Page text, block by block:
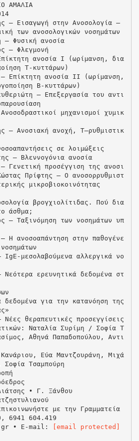
ΑΜΑΛΙΑ
— Εισαγωγή στην Ανοσολογία –
των ανοσολογικών νοσημάτων
— Φυσική ανοσία
— Φλεγμονή
ανοσία Ι (ωρίμανση, δια
Τ-κυττάρων)
— Επίκτητη ανοσία ΙΙ (ωρίμανση,
Β-κυττάρων)
— Επεξεργασία του αντι
μηχανισμοί χυμικ
— Aνοσιακή ανοχή, Τ–ρυθμιστικ
σε λοιμώξεις
— Βλεννογόνια ανοσία
Γενετική προσέγγιση της ανοσι
Πρίφτης — Ο ανοσορρυθμιστ
μικροβιοκοινότητας
βρογχιολίτιδας. Πού δια
άσθμα;
— Ταξινόμηση των νοσημάτων υπ
Η ανοσοαπάντηση στην παθογένε
IgE-μεσολαβούμενα αλλεργικά νο
Νεότερα ερευνητικά δεδομένα στ
δεδομένα για την κατανόηση της
Νέες θεραπευτικές προσεγγίσεις
Ναταλία Συρίμη / Σοφία Τ
Αθηνά Παπαδοπούλου, Αντι
Εύα Μαντζουράνη, Μιχά
Σοφία Τσαμπούρη
• Γ. Ξάνθου
με την Γραμματεία
6941 604.419
• E-mail:
[email protected]